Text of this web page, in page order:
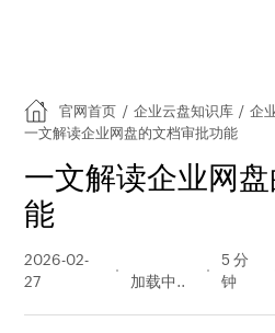
官网首页 / 企业云盘知识库 / 企
一文解读企业网盘的文档审批功能
一文解读企业网
能
2026-02-
27
量
5 分
钟